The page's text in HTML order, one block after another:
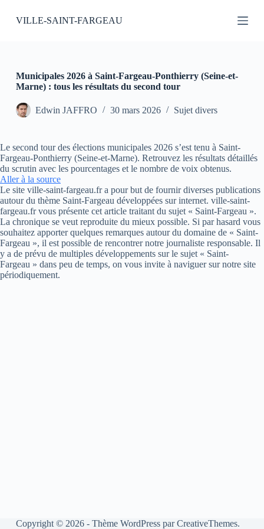
u
o
n
u
VILLE-SAINT-FARGEAU
Municipales 2026 à Saint-Fargeau-Ponthierry (Seine-et-
Marne) : tous les résultats du second tour
Edwin JAFFRO 30 mars 2026 Sujet divers
Le second tour des élections municipales 2026 s’est tenu à Saint-
Fargeau-Ponthierry (Seine-et-Marne). Retrouvez les résultats détaillés
du scrutin avec les pourcentages et le nombre de voix obtenus.
Aller à la source
Le site ville-saint-fargeau.fr a pour but de fournir diverses publications
autour du thème Saint-Fargeau développées sur internet. ville-saint-
fargeau.fr vous présente cet article traitant du sujet « Saint-Fargeau ».
La chronique se veut reproduite du mieux possible. Si par hasard vous
souhaitez apporter quelques remarques autour du domaine de « Saint-
Fargeau », il est possible de rencontrer notre journaliste responsable. Il
y a de prévu de multiples développements sur le sujet « Saint-
Fargeau » dans peu de temps, on vous invite à naviguer sur notre site
périodiquement.
Copyright © 2026 - Thème WordPress parCreativeThemes.